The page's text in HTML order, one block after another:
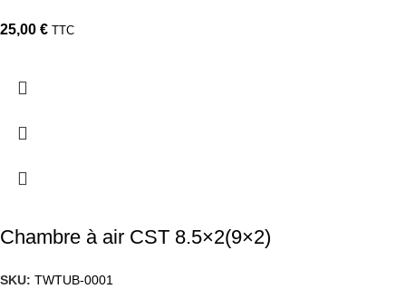
25,00 € TTC
Chambre à air CST 8.5×2(9×2)
SKU: TWTUB-0001